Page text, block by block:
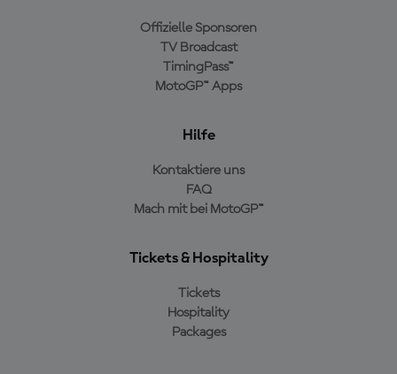
Offizielle Sponsoren
TV Broadcast
TimingPass™
MotoGP™ Apps
Hilfe
Kontaktiere uns
FAQ
Mach mit bei MotoGP™
Tickets & Hospitality
Tickets
Hospitality
Packages